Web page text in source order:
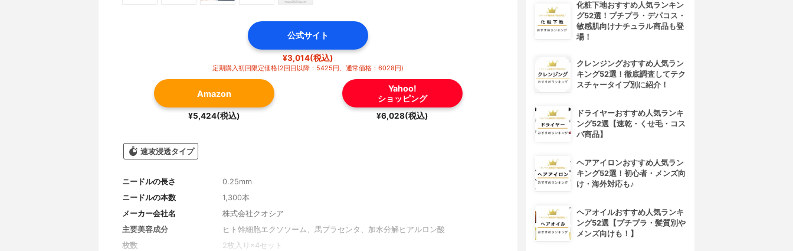
公式サイト
¥3,014(税込)
定期購入初回限定価格(2回目以降：5425円、通常価格：6028円)
Amazon
¥5,424(税込)
Yahoo!
ショッピング
¥6,028(税込)
速攻浸透タイプ
ニードルの長さ
0.25mm
ニードルの本数
1,300本
メーカー会社名
株式会社クオシア
主要美容成分
ヒト幹細胞エクソソーム、馬プラセンタ、加水分解ヒアルロン酸
枚数
2枚入り×4セット
化粧下地おすすめ人気ランキン
グ52選！プチプラ・デパコス・
敏感肌向けナチュラル商品も登
場！
クレンジングおすすめ人気ラン
キング52選！徹底調査してテク
スチャータイプ別に紹介！
ドライヤーおすすめ人気ランキ
ング52選【速乾・くせ毛・コス
パ商品】
ヘアアイロンおすすめ人気ラン
キング52選！初心者・メンズ向
け・海外対応も♪
ヘアオイルおすすめ人気ランキ
ング52選【プチプラ・髪質別や
メンズ向けも！】